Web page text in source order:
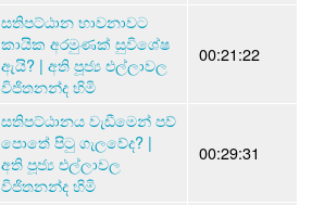
සතිපට්ඨාන භාවනාවට
කායික අරමුණක් සුවිශේෂ
ඇයි? | අති පූජ්‍ය එල්ලාවල
විජිතනන්ද හිමි
00:21:22
සතිපට්ඨානය වැඩීමෙන් පව්
පොතේ පිටු ගැලවේද? |
අති පූජ්‍ය එල්ලාවල
විජිතනන්ද හිමි
00:29:31